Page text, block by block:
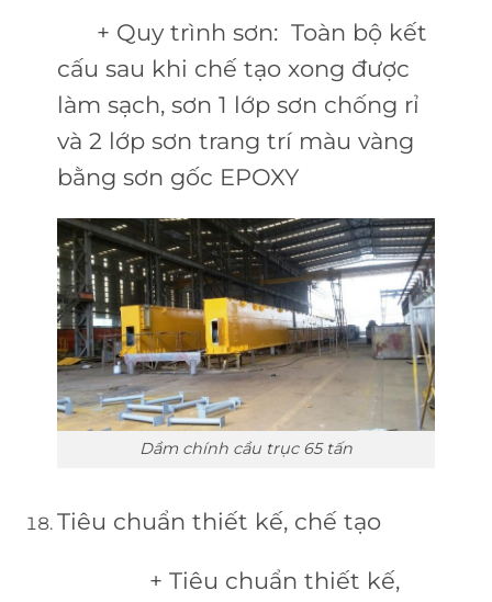
+ Quy trình sơn: Toàn bộ kết
cấu sau khi chế tạo xong được
làm sạch, sơn 1 lớp sơn chống rỉ
và 2 lớp sơn trang trí màu vàng
bằng sơn gốc EPOXY
Dầm chính cầu trục 65 tấn
Tiêu chuẩn thiết kế, chế tạo
+ Tiêu chuẩn thiết kế,